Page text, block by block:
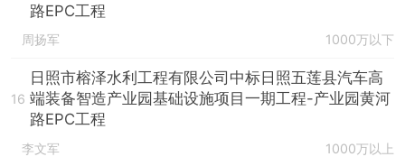
路EPC工程
周扬军 1000万以下
16
日照市榕泽水利工程有限公司中标日照五莲县汽车高
端装备智造产业园基础设施项目一期工程-产业园黄河
路EPC工程
李文军 1000万以上